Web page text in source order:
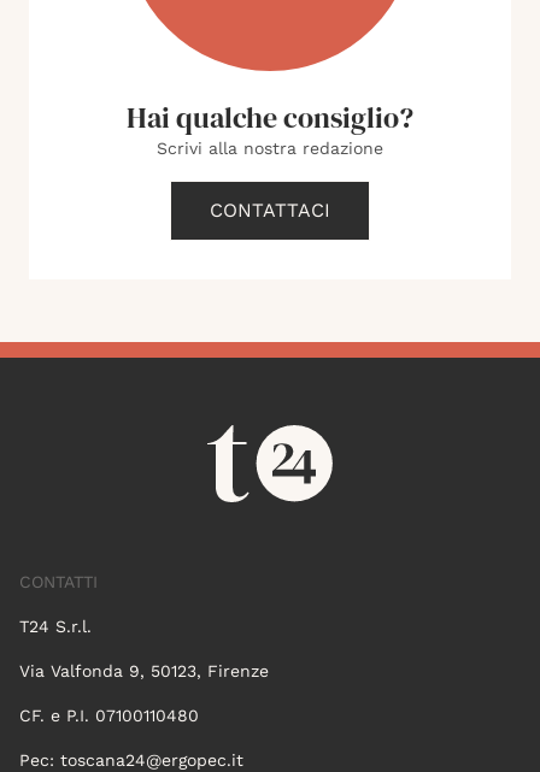
Hai qualche consiglio?
Scrivi alla nostra redazione
CONTATTACI
CONTATTI
T24 S.r.l.
Via Valfonda 9, 50123, Firenze
CF. e P.I. 07100110480
Pec: toscana24@ergopec.it